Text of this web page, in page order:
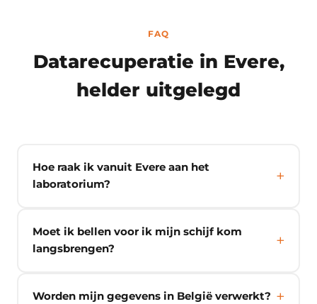
FAQ
Datarecuperatie in Evere,
helder uitgelegd
Hoe raak ik vanuit Evere aan het
laboratorium?
Moet ik bellen voor ik mijn schijf kom
langsbrengen?
Worden mijn gegevens in België verwerkt?